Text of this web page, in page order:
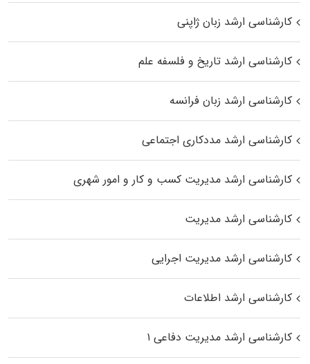
کارشناسی ارشد زبان ژاپنی
کارشناسی ارشد تاریخ و فلسفه علم
کارشناسی ارشد زبان فرانسه
کارشناسی ارشد مددکاری اجتماعی
کارشناسی ارشد مدیریت کسب و کار و امور شهری
کارشناسی ارشد مدیریت
کارشناسی ارشد مدیریت اجرایی
کارشناسی ارشد اطلاعات
کارشناسی ارشد مدیریت دفاعی ۱